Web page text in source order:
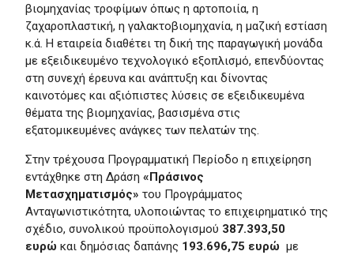
βιομηχανίας τροφίμων όπως η αρτοποιία, η
ζαχαροπλαστική, η γαλακτοβιομηχανία, η μαζική εστίαση
κ.ά. Η εταιρεία διαθέτει τη δική της παραγωγική μονάδα
με εξειδικευμένο τεχνολογικό εξοπλισμό, επενδύοντας
στη συνεχή έρευνα και ανάπτυξη και δίνοντας
καινοτόμες και αξιόπιστες λύσεις σε εξειδικευμένα
θέματα της βιομηχανίας, βασισμένα στις
εξατομικευμένες ανάγκες των πελατών της.
Στην τρέχουσα Προγραμματική Περίοδο η επιχείρηση
εντάχθηκε στη Δράση«Πράσινος
Μετασχηματισμός» του Προγράμματος
Ανταγωνιστικότητα, υλοποιώντας το επιχειρηματικό της
σχέδιο, συνολικού προϋπολογισμού 387.393,50
ευρώκαι δημόσιας δαπάνης 193.696,75 ευρώ με